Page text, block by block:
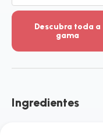
Descubra toda a
gama
detalhes
toda
Ingredientes